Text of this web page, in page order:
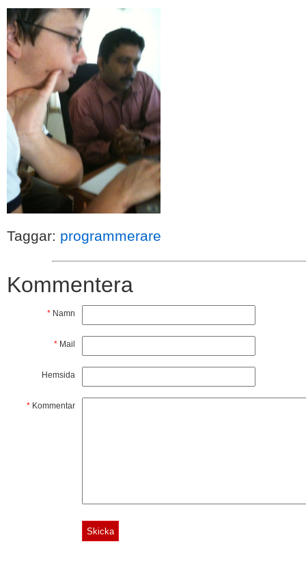
Taggar: programmerare
Kommentera
* Namn
* Mail
Hemsida
* Kommentar